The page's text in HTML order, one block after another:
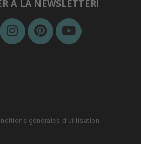
À LA NEWSLETTER!
générales d'utilisation